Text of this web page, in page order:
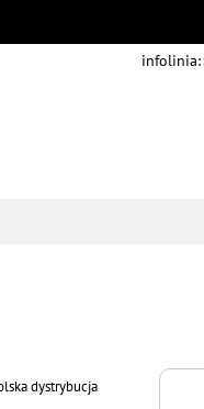
infolinia:
dystrybucja